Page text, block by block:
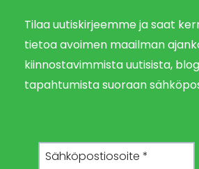
Tilaa uutiskirjeemme ja saat
tietoa avoimen maailman
kiinnostavimmista uutisista,
tapahtumista suoraan